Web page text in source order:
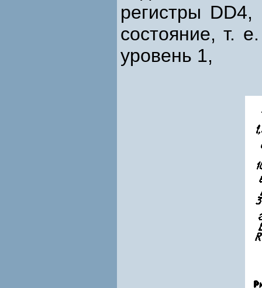
регистры
состояние, т.
уровень 1,